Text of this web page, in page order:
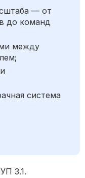
— от
до команд
между
система
3.1.